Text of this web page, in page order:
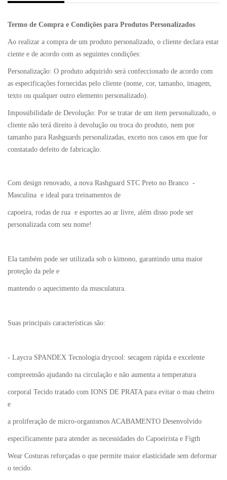
Termo de Compra e Condições para Produtos Personalizados
Ao realizar a compra de um produto personalizado, o cliente declara estar
ciente e de acordo com as seguintes condições:
Personalização: O produto adquirido será confeccionado de acordo com
as especificações fornecidas pelo cliente (nome, cor, tamanho, imagem,
texto ou qualquer outro elemento personalizado).
Impossibilidade de Devolução: Por se tratar de um item personalizado, o
cliente não terá direito à devolução ou troca do produto, nem por
tamanho para Rashguards personalizadas, exceto nos casos em que for
constatado defeito de fabricação.
Com design renovado, a nova Rashguard STC Preto no Branco -
Masculina e ideal para treinamentos de
capoeira, rodas de rua e esportes ao ar livre, além disso pode ser
personalizada com seu nome!
Ela também pode ser utilizada sob o kimono, garantindo uma maior
proteção da pele e
mantendo o aquecimento da musculatura.
Suas principais características são:
- Laycra SPANDEX Tecnologia drycool: secagem rápida e excelente
compreensão ajudando na circulação e não aumenta a temperatura
corporal Tecido tratado com IONS DE PRATA para evitar o mau cheiro
e
a proliferação de micro-organismos ACABAMENTO Desenvolvido
especificamente para atender as necessidades do Capoeirista e Figth
Wear Costuras reforçadas o que permite maior elasticidade sem deformar
o tecido.